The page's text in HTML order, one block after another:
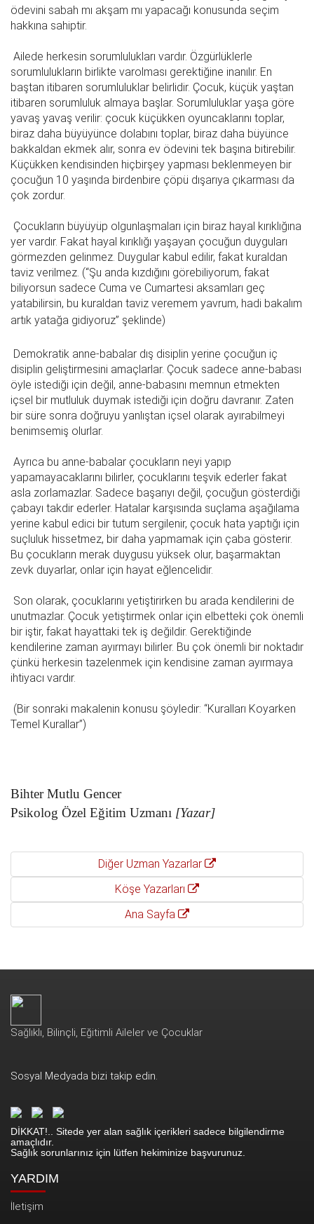
ödevini sabah mı akşam mı yapacağı konusunda seçim
hakkına sahiptir.
Ailede herkesin sorumlulukları vardır. Özgürlüklerle
sorumlulukların birlikte varolması gerektiğine inanılır. En
baştan itibaren sorumluluklar belirlidir. Çocuk, küçük yaştan
itibaren sorumluluk almaya başlar. Sorumluluklar yaşa göre
yavaş yavaş verilir: çocuk küçükken oyuncaklarını toplar,
biraz daha büyüyünce dolabını toplar, biraz daha büyünce
bakkaldan ekmek alır, sonra ev ödevini tek başına bitirebilir.
Küçükken kendisinden hiçbirşey yapması beklenmeyen bir
çocuğun 10 yaşında birdenbire çöpü dışarıya çıkarması da
çok zordur.
Çocukların büyüyüp olgunlaşmaları için biraz hayal kırıklığına
yer vardır. Fakat hayal kırıklığı yaşayan çocuğun duyguları
görmezden gelinmez. Duygular kabul edilir, fakat kuraldan
taviz verilmez. (“Şu anda kızdığını görebiliyorum, fakat
biliyorsun sadece Cuma ve Cumartesi aksamları geç
yatabilirsin, bu kuraldan taviz veremem yavrum, hadi bakalım
artık yatağa gidiyoruz” şeklinde)
Demokratik anne-babalar dış disiplin yerine çocuğun iç
disiplin geliştirmesini amaçlarlar. Çocuk sadece anne-babası
öyle istediği için değil, anne-babasını memnun etmekten
içsel bir mutluluk duymak istediği için doğru davranır. Zaten
bir süre sonra doğruyu yanlıştan içsel olarak ayırabilmeyi
benimsemiş olurlar.
Ayrıca bu anne-babalar çocukların neyi yapıp
yapamayacaklarını bilirler, çocuklarını teşvik ederler fakat
asla zorlamazlar. Sadece başarıyı değil, çocuğun gösterdiği
çabayı takdir ederler. Hatalar karşısında suçlama aşağılama
yerine kabul edici bir tutum sergilenir, çocuk hata yaptığı için
suçluluk hissetmez, bir daha yapmamak için çaba gösterir.
Bu çocukların merak duygusu yüksek olur, başarmaktan
zevk duyarlar, onlar için hayat eğlencelidir.
Son olarak, çocuklarını yetiştirirken bu arada kendilerini de
unutmazlar. Çocuk yetiştirmek onlar için elbetteki çok önemli
bir iştir, fakat hayattaki tek iş değildir. Gerektiğinde
kendilerine zaman ayırmayı bilirler. Bu çok önemli bir noktadır
çünkü herkesin tazelenmek için kendisine zaman ayırmaya
ihtiyacı vardır.
(Bir sonraki makalenin konusu şöyledir: “Kuralları Koyarken
Temel Kurallar”)
Bihter Mutlu Gencer
Psikolog Özel Eğitim Uzmanı [Yazar]
Diğer Uzman Yazarlar
Köşe Yazarları
Ana Sayfa
Sağlıklı, Bilinçli, Eğitimli Aileler ve Çocuklar
Sosyal Medyada bizi takip edin.
DİKKAT!.. Sitede yer alan sağlık içerikleri sadece bilgilendirme
amaçlıdır.
Sağlık sorunlarınız için lütfen hekiminize başvurunuz.
YARDIM
İletişim